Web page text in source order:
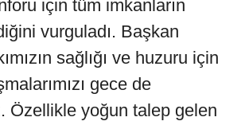
için tüm imkanların
vurguladı. Başkan
sağlığı ve huzuru için
gece de
Özellikle yoğun talep gelen